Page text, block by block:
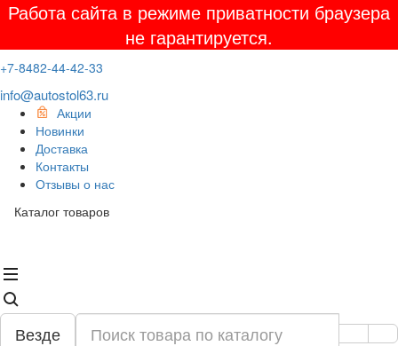
Работа сайта в режиме приватности браузера
не гарантируется.
+7-8482-44-42-33
info@autostol63.ru
Акции
Новинки
Доставка
Контакты
Отзывы о нас
Каталог товаров
Везде